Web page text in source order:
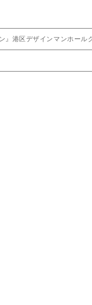
』港区デザインマンホール